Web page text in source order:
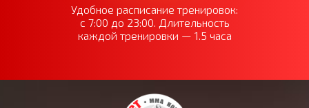
Удобное расписание тренировок:
с 7:00 до 23:00. Длительность
каждой тренировки — 1.5 часа